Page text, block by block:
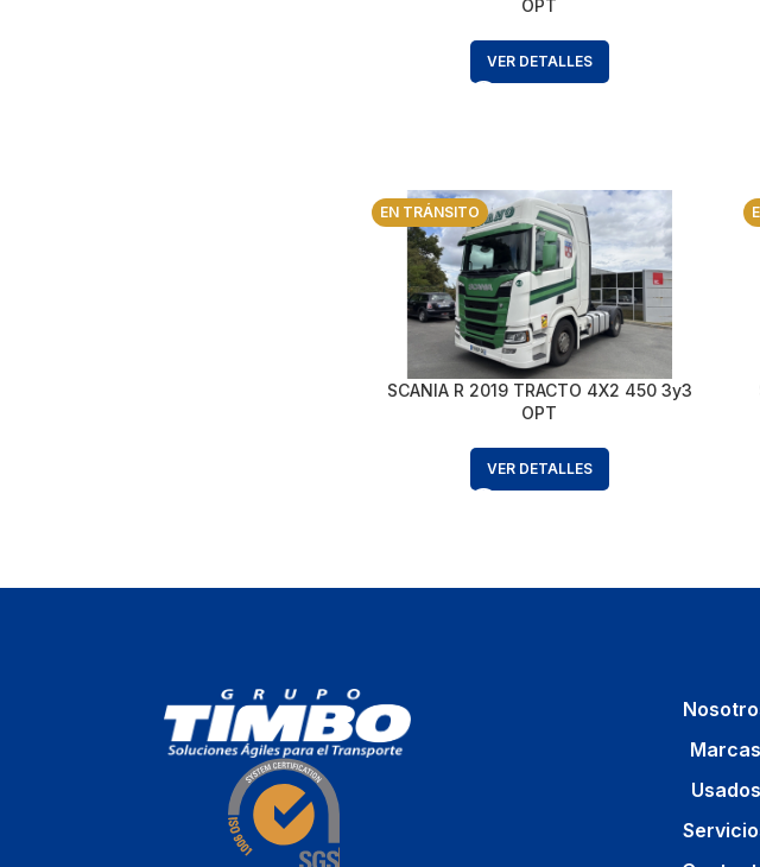
OPT
VER DETALLES
EN TRÁNSITO
SCANIA R 2019 TRACTO 4X2 450 3y3
OPT
VER DETALLES
Marcas
Usados